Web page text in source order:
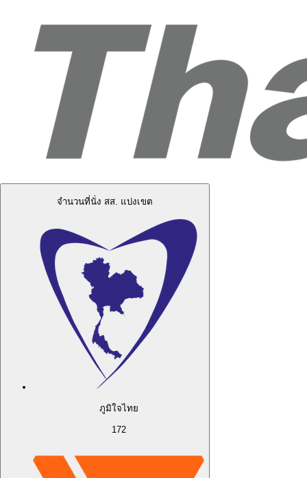
จำนวนที่นั่ง สส. แบ่งเขต
ภูมิใจไทย
172